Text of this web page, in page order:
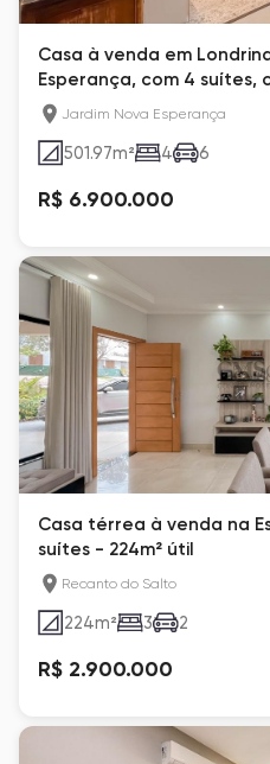
Casa à venda em
Esperança, com 4 suítes,
Condomínio Royal Park
Jardim Nova Esperança
501.97m² 4 6
R$ 6.900.000
Casa térrea à venda na
suítes - 224m² útil
Recanto do Salto
224m² 3 2
R$ 2.900.000